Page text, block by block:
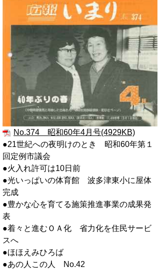
No.374 昭和60年4月号(4929KB)
●21世紀への夜明けのとき 昭和60年第１
回定例市議会
●火入れ許可は10日前
●光いっぱいの体育館 波多津東小に屋体
完成
●豊かな心を育てる施策推進事業の成果発
表
●着々と進むＯＡ化 省力化を住民サービ
スへ
●ほほえみひろば
●あの人この人 No.42